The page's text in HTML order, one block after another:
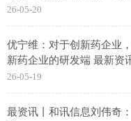
26-05-20
优宁维：对于创新药企业
新药企业的研发端 最新资
26-05-19
最资讯丨和讯信息刘伟奇